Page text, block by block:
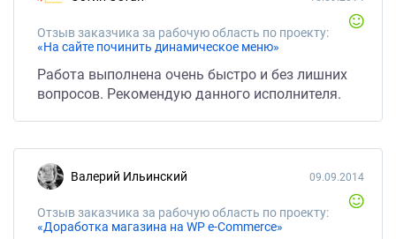
Отзыв заказчика за рабочую область по проекту:
«На сайте починить динамическое меню»
Работа выполнена очень быстро и без лишних
вопросов. Рекомендую данного исполнителя.
Валерий Ильинский
Отзыв заказчика за рабочую область по проекту:
«Доработка магазина на WP e-Commerce»
09.09.2014